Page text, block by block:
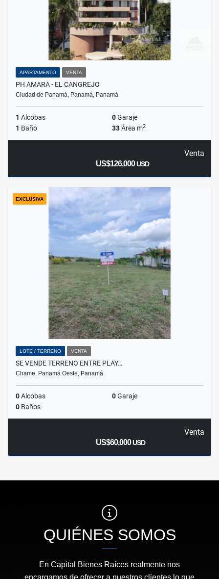
APARTAMENTO VENTA
PH AMARA - EL CANGREJO
Ciudad de Panamá, Panamá, Panamá
1 Alcobas 0Garaje
1 Baño 33Área m2
Venta
US$126,000USD
EXCLUSIVA
LOTE / TERRENO VENTA
SE VENDE TERRENO ENTRE PLAY…
Chame, Panamá Oeste, Panamá
0Alcobas 0Garaje
0 Baños
Venta
US$60,000USD
QUIÉNES SOMOS
En Capital Bienes Raíces realmente nos